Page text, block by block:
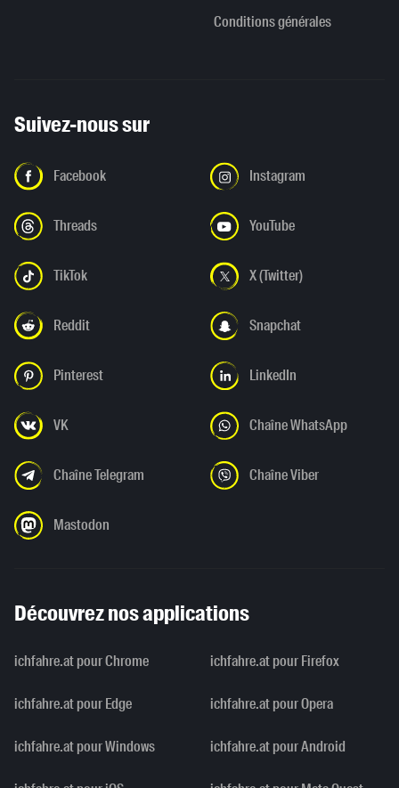
Conditions générales
Suivez-nous sur
Facebook Instagram
Threads YouTube
TikTok X (Twitter)
Reddit Snapchat
Pinterest LinkedIn
VK Chaîne WhatsApp
Chaîne Telegram Chaîne Viber
Mastodon
Découvrez nos applications
ichfahre.at pour Chrome ichfahre.at pour Firefox
ichfahre.at pour Edge ichfahre.at pour Opera
ichfahre.at pour Windows ichfahre.at pour Android